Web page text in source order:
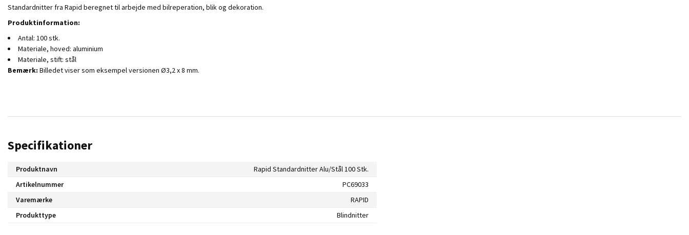
Standardnitter fra Rapid beregnet til arbejde med bilreperation, blik og dekoration.
Produktinformation:
Antal: 100 stk.
Materiale, hoved: aluminium
Materiale, stift: stål
Bemærk: Billedet viser som eksempel versionen Ø3,2 x 8 mm.
Specifikationer
Produktnavn
Rapid Standardnitter Alu/Stål 100 Stk.
Artikelnummer
PC69033
Varemærke
RAPID
Produkttype
Blindnitter